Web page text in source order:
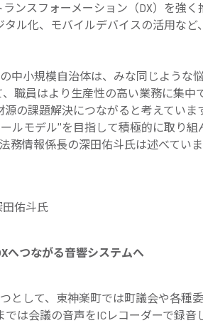
ンスフォーメーション（DX）を強く
ル化、モバイルデバイスの活用など
中小規模自治体は、みな同じような
職員はより生産性の高い業務に集中
の課題解決につながると考えていま
ルモデル”を目指して積極的に取り組
務情報係長の深田佑斗氏は述べていま
佑斗氏
へつながる音響システムへ
として、東神楽町では町議会や各種
は会議の音声をICレコーダーで録音